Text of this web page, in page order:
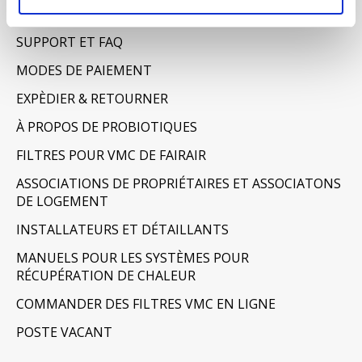
AVERTISSEMENT & CONFIDENTIALITÉ
SUPPORT ET FAQ
MODES DE PAIEMENT
EXPÈDIER & RETOURNER
À PROPOS DE PROBIOTIQUES
FILTRES POUR VMC DE FAIRAIR
ASSOCIATIONS DE PROPRIÉTAIRES ET ASSOCIATONS
DE LOGEMENT
INSTALLATEURS ET DÉTAILLANTS
MANUELS POUR LES SYSTÈMES POUR
RÉCUPÉRATION DE CHALEUR
COMMANDER DES FILTRES VMC EN LIGNE
POSTE VACANT